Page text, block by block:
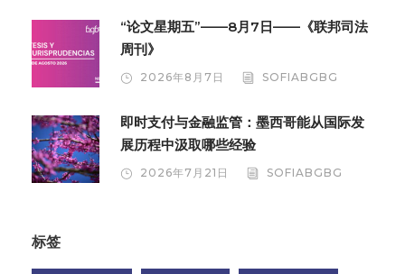
“论文星期五”——8月7日——《联邦司法
周刊》
2026年8月7日 SOFIABGBG
即时支付与金融监管：墨西哥能从国际发
展历程中汲取哪些经验
2026年7月21日 SOFIABGBG
标签